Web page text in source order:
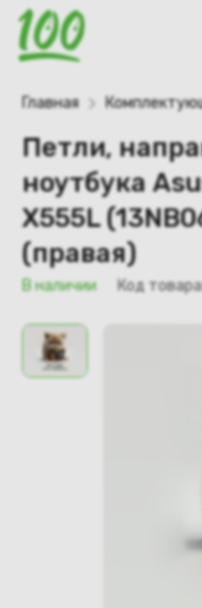
Главная
Петли,
ноутбука
X555L
(правая)
В наличии Код товара: